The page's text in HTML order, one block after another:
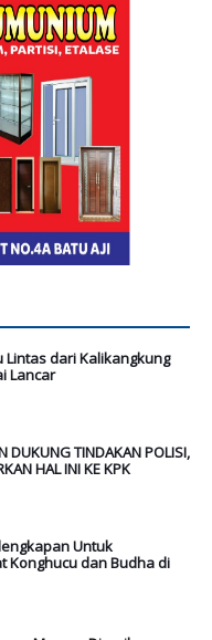
Lintas dari Kalikangkung
Lancar
DUKUNG TINDAKAN POLISI,
HAL INI KE KPK
Untuk
Konghucu dan Budha di